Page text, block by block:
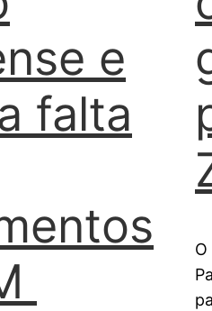
e
falta